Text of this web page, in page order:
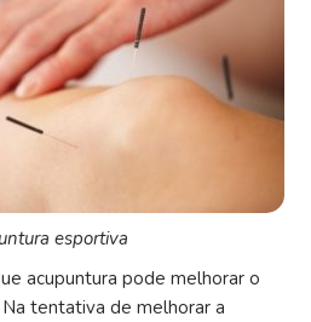
esportiva
acupuntura pode melhorar o
tentativa de melhorar a